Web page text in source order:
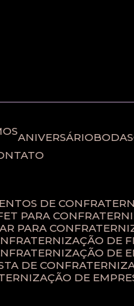
ANIVERSÁRIO
BODAS
DE
PARA
PARA
DE
DE
DE
DE